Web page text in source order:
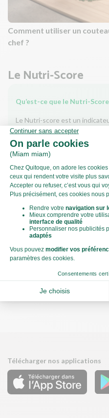
Comment utiliser un
chef ?
Le Nutri-Score
Qu’est-ce que le Nutri-Score
Le Nutri-score est un
des informations
sont classés de A à E en
favoriser (fibres, protéines,
et en aliments à limiter
sel...).
Score
Le Score Carbone
Qu’est-ce que le score
C'est un logo qui vous permet
carbone de chaque plat et de
toujours aussi gourmands.
Télécharger nos applications